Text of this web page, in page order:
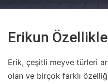
Erikun
Erik, çeşitli meyve türleri
olan ve birçok farklı